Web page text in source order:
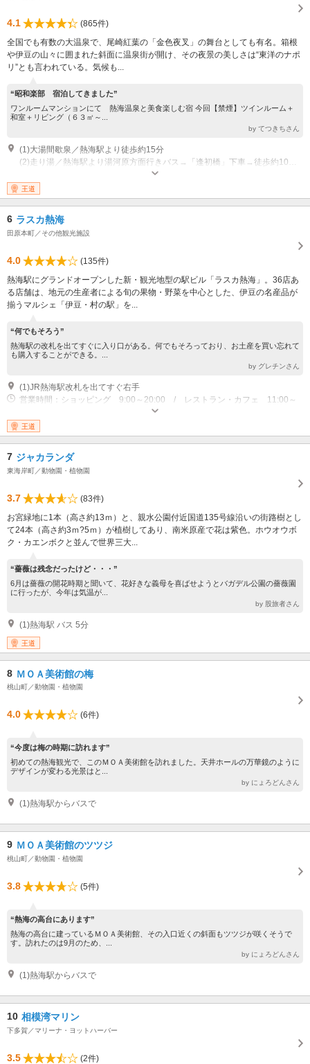
4.1
(865件)
全国でも有数の大温泉で、尾崎紅葉の「金色夜叉」の舞台としても有名。箱根
や伊豆の山々に囲まれた斜面に温泉街が開け、その夜景の美しさは“東洋のナポ
リ”とも言われている。気候も...
“昭和楽部 宿泊してきました”
ワンルームマンションにて 熱海温泉と美食楽しむ宿 今回【禁煙】ツインルーム＋
和室＋リビング（６３㎡～...
by てつきちさん
(1)大湯間歇泉／熱海駅より徒歩約15分
営業時間：大湯間歇泉の近くに日帰り温泉施設「日航亭」があります（火曜
定休・電話：0557-83-6021）
王道
6 ラスカ熱海
田原本町／その他観光施設
4.0
(135件)
熱海駅にグランドオープンした新・観光地型の駅ビル「ラスカ熱海」。36店あ
る店舗は、地元の生産者による旬の果物・野菜を中心とした、伊豆の名産品が
揃うマルシェ「伊豆・村の駅」を...
“何でもそろう”
熱海駅の改札を出てすぐに入り口がある。何でもそろっており、お土産を買い忘れて
も購入することができる。...
by グレチンさん
(1)JR熱海駅改札を出てすぐ右手
営業時間：ショッピング 9:00～20:00 / レストラン・カフェ 11:00～
21:30 / 屋上広場 9:00～18:00（4月～9月）、9:00～17:00（10月～3
月） ※一部営業時間の異なるショップあり 定休日：不定休
王道
7 ジャカランダ
東海岸町／動物園・植物園
3.7
(83件)
お宮緑地に1本（高さ約13ｍ）と、親水公園付近国道135号線沿いの街路樹とし
て24本（高さ約3ｍ?5ｍ）が植樹してあり、南米原産で花は紫色。ホウオウボ
ク・カエンボクと並んで世界三大...
“薔薇は残念だったけど・・・”
6月は薔薇の開花時期と聞いて、花好きな義母を喜ばせようとバガデル公園の薔薇園
に行ったが、今年は気温が...
by 股旅者さん
(1)熱海駅 バス 5分
王道
8 ＭＯＡ美術館の梅
桃山町／動物園・植物園
4.0 (6件)
“今度は梅の時期に訪れます”
初めての熱海観光で、このＭＯＡ美術館を訪れました。天井ホールの万華鏡のように
デザインが変わる光景はと...
by にょろどんさん
(1)熱海駅からバスで
9 ＭＯＡ美術館のツツジ
桃山町／動物園・植物園
3.8 (5件)
“熱海の高台にあります”
熱海の高台に建っているＭＯＡ美術館、その入口近くの斜面もツツジが咲くそうで
す。訪れたのは9月のため、...
by にょろどんさん
(1)熱海駅からバスで
10 相模湾マリン
下多賀／マリーナ・ヨットハーバー
3.5 (2件)